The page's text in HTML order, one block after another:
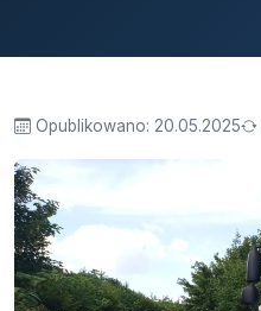
Opublikowano: 20.05.2025